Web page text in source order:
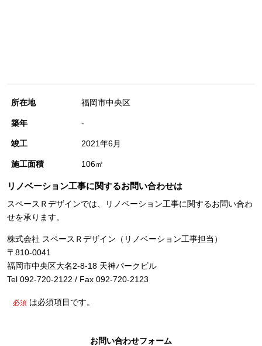
所在地 福岡市中央区
築年 ‐
竣工 2021年6月
施工面積 106㎡
リノベーション工事に関するお問い合わせは
スペースＲデザインでは、リノベーション工事に関するお問い合わ
せを承ります。
株式会社 スペースＲデザイン（リノベーション工事担当）
〒810-0041
福岡市中央区大名2-8-18 天神パークビル
Tel 092-720-2122 / Fax 092-720-2123
必須 は必須項目です。
お問い合わせフォーム